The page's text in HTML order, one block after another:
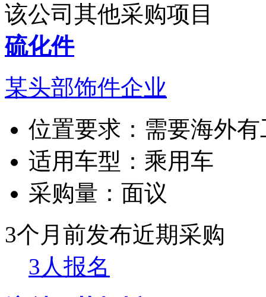
该公司其他采购项目
硫化件
某头部饰件企业
位置要求： 需要海外
适用车型： 乘用车
采购量： 面议
3个月前发布近期采购
3人报名